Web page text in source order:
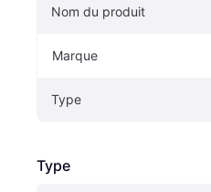
Nom du produit
Marque
Type
Type